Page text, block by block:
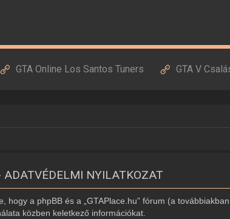
GTA Online Los Santos Tuners GTA V
ADATVÉDELMI NYILATKOZAT
hogy a phpBB és a „GTAPlace.hu” fórum (a
közben keletkező információkat.